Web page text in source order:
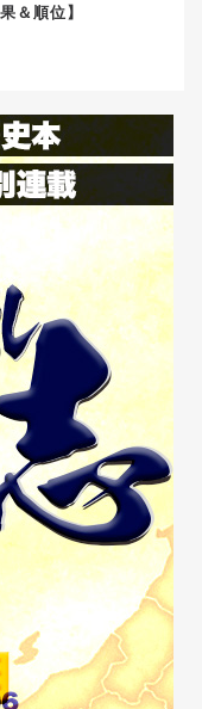
＆順位】